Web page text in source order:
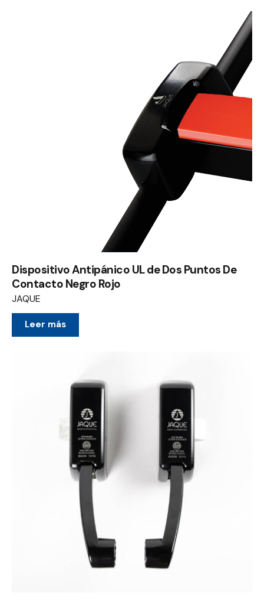
Dispositivo Antipánico UL de Dos Puntos De
Contacto Negro Rojo
JAQUE
Leer más